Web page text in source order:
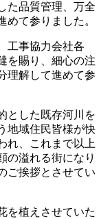
た品質管理、万全
て参りました。
工事協力会社各
を賜り、細心の注
理解して進めて参
とした既存河川を
地域住民皆様が快
れ、これまで以上
の溢れる街になり
ご挨拶とさせてい
を植えさせていた